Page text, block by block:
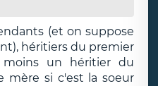
(et on suppose
héritiers du premier
un héritier du
mère si c'est la soeur